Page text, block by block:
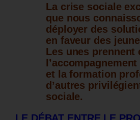
La crise sociale
que nous
déployer des
en faveur des
Les unes prennent
et la formation
d’autres
sociale.